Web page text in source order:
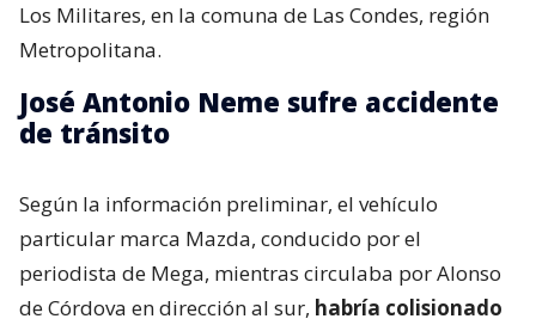
Los Militares, en la comuna de Las Condes, región
Metropolitana.
José Antonio Neme sufre accidente
de tránsito
Según la información preliminar, el vehículo
particular marca Mazda, conducido por el
periodista de Mega, mientras circulaba por Alonso
de Córdova en dirección al sur, habría colisionado